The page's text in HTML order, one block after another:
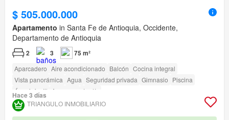
$ 505.000.000
Apartamento in Santa Fe de Antioquia, Occidente,
Departamento de Antioquia
2 3 75 m²
Aparcadero Aire acondicionado Balcón Cocina integral
Vista panorámica Agua Seguridad privada Gimnasio Piscina
Área infantil
Ascensor Jardín
Hace 3 días
TRIANGULO INMOBILIARIO